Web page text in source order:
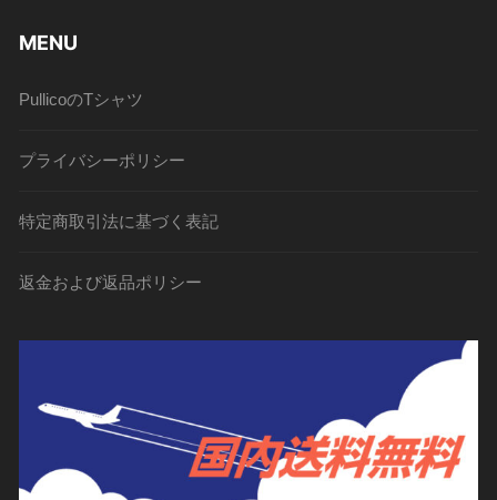
MENU
PullicoのTシャツ
プライバシーポリシー
特定商取引法に基づく表記
返金および返品ポリシー